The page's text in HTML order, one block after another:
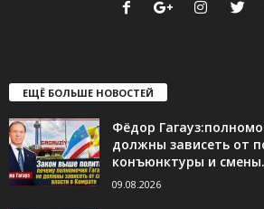
ЕЩЁ БОЛЬШЕ НОВОСТЕЙ
Фёдор
должны зависеть от
конъюнктуры и
09.08.2026